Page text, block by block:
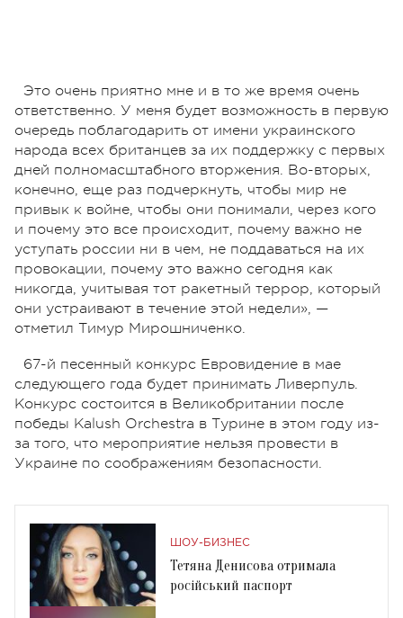
Это очень приятно мне и в то же время очень
ответственно. У меня будет возможность в первую
очередь поблагодарить от имени украинского
народа всех британцев за их поддержку с первых
дней полномасштабного вторжения. Во-вторых,
конечно, еще раз подчеркнуть, чтобы мир не
привык к войне, чтобы они понимали, через кого
и почему это все происходит, почему важно не
уступать россии ни в чем, не поддаваться на их
провокации, почему это важно сегодня как
никогда, учитывая тот ракетный террор, который
они устраивают в течение этой недели», —
отметил Тимур Мирошниченко.
67-й песенный конкурс Евровидение в мае
следующего года будет принимать Ливерпуль.
Конкурс состоится в Великобритании после
победы Kalush Orchestra в Турине в этом году из-
за того, что мероприятие нельзя провести в
Украине по соображениям безопасности.
ШОУ-БИЗНЕС
Тетяна Денисова отримала
російський паспорт